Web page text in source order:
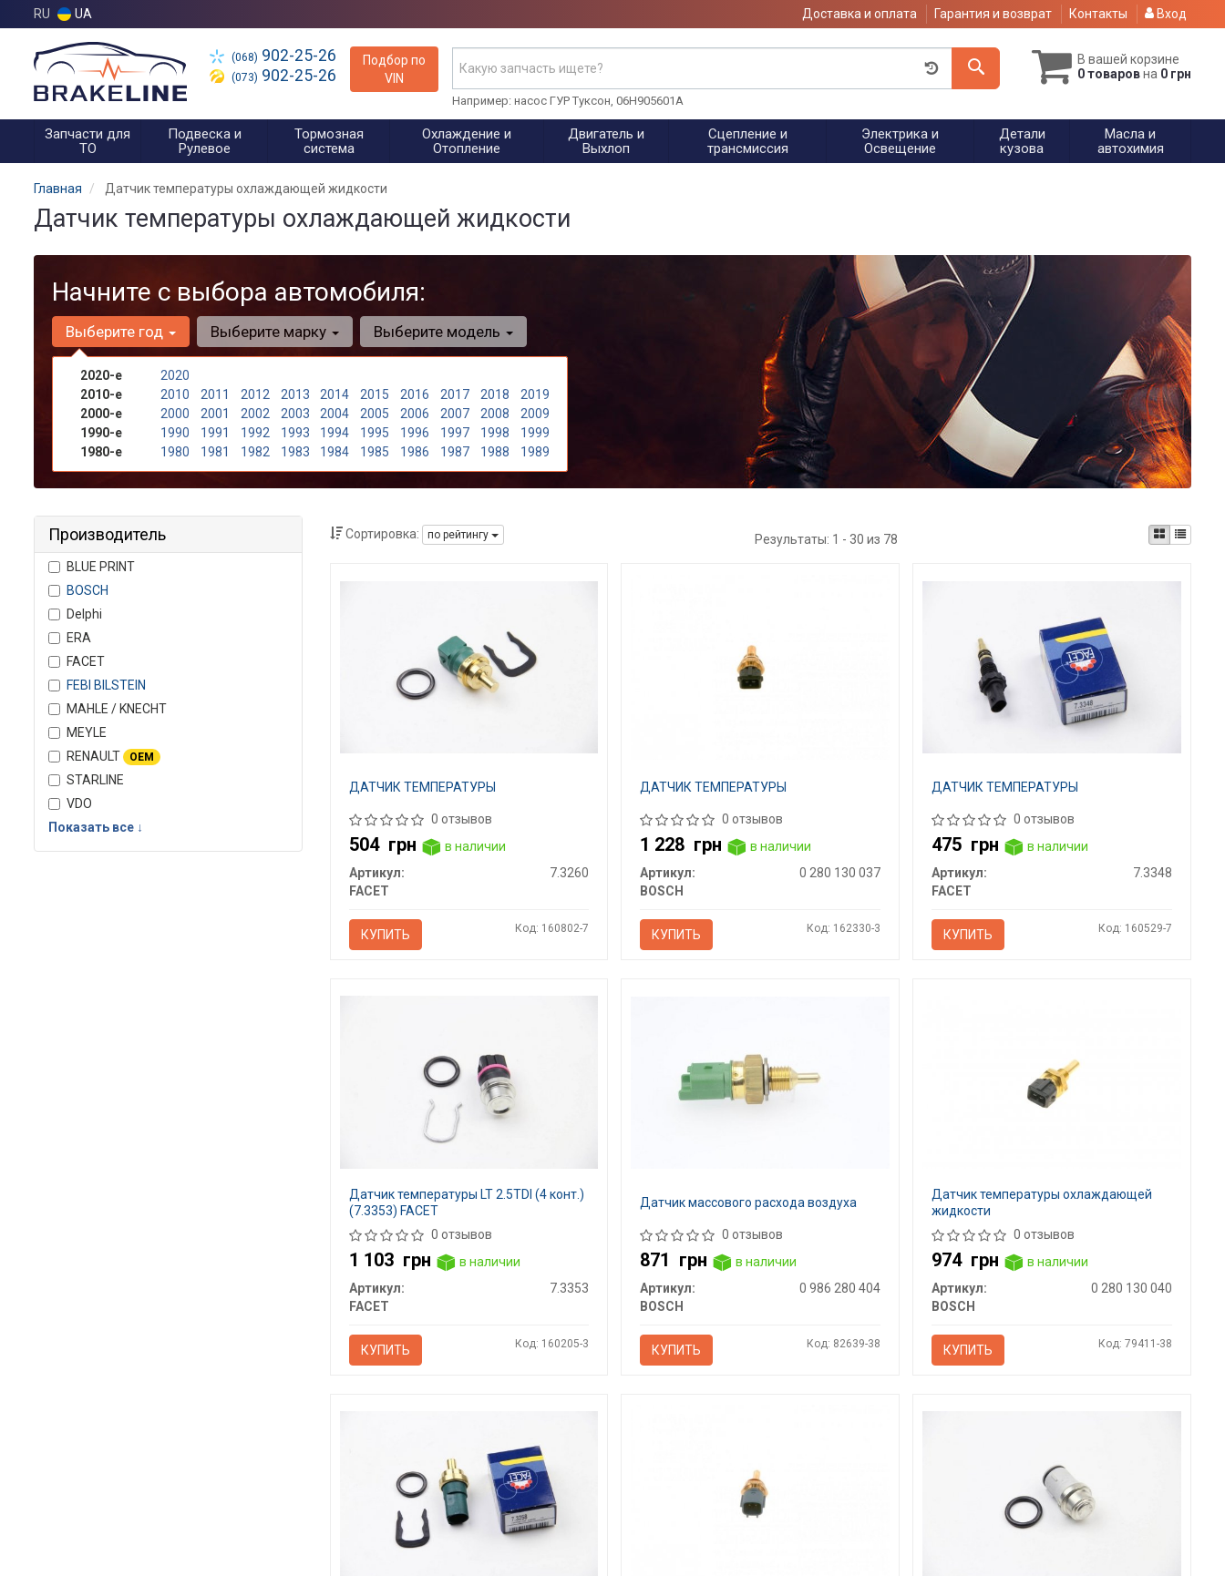
RU UA Доставка и оплата Гарантия и возврат Контакты Вход
(068) 902-25-26
(073) 902-25-26
Подбор по
VIN
В вашей корзине
0 товаровна 0 грн
Например: насос ГУР Туксон, 06H905601A
Запчасти для
ТО
Подвеска и
Рулевое
Тормозная
система
Охлаждение и
Отопление
Двигатель и
Выхлоп
Сцепление и
трансмиссия
Электрика и
Освещение
Детали
кузова
Масла и
автохимия
Главная Датчик температуры охлаждающей жидкости
Датчик температуры охлаждающей жидкости
Начните с выбора автомобиля:
Выберите год
2020-е
2020
2010-е
2010 2011 2012 2013 2014 2015 2016 2017 2018
2019
2000-е
2000 2001 2002 2003 2004 2005 2006 2007 2008
2009
1990-е
1990 1991 1992 1993 1994 1995 1996 1997 1998
1999
1980-е
1980 1981 1982 1983 1984 1985 1986 1987 1988 1989
Выберите марку Выберите модель
Производитель
BLUE PRINT
BOSCH
Delphi
ERA
FACET
FEBI BILSTEIN
MAHLE / KNECHT
MEYLE
RENAULT
OEM
STARLINE
VDO
Показать все ↓
Сортировка: по рейтингу Результаты: 1 - 30 из 78
ДАТЧИК ТЕМПЕРАТУРЫ
0 отзывов
504 грн
в наличии
Артикул:
7.3260
FACET
КУПИТЬ Код: 160802-7
ДАТЧИК ТЕМПЕРАТУРЫ
0 отзывов
1 228 грн
в наличии
Артикул:
0 280 130 037
BOSCH
КУПИТЬ Код: 162330-3
ДАТЧИК ТЕМПЕРАТУРЫ
0 отзывов
475 грн
в наличии
Артикул:
7.3348
FACET
КУПИТЬ Код: 160529-7
Датчик температуры LT 2.5TDI (4 конт.)
(7.3353) FACET
0 отзывов
1 103 грн
в наличии
Артикул:
7.3353
FACET
КУПИТЬ Код: 160205-3
Датчик массового расхода воздуха
0 отзывов
871 грн
в наличии
Артикул:
0 986 280 404
BOSCH
КУПИТЬ Код: 82639-38
Датчик температуры охлаждающей
жидкости
0 отзывов
974 грн
в наличии
Артикул:
0 280 130 040
BOSCH
КУПИТЬ Код: 79411-38